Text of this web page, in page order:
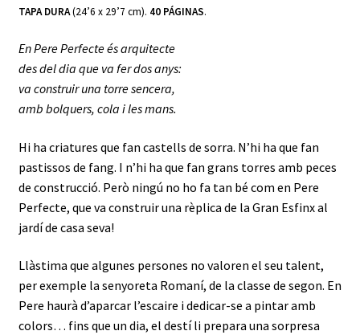
TAPA DURA(24’6 x 29’7 cm). 40 PÁGINAS.
En Pere Perfecte és arquitecte
des del dia que va fer dos anys:
va construir una torre sencera,
amb bolquers, cola i les mans.
Hi ha criatures que fan castells de sorra. N’hi ha que fan
pastissos de fang. I n’hi ha que fan grans torres amb peces
de construcció. Però ningú no ho fa tan bé com en Pere
Perfecte, que va construir una rèplica de la Gran Esfinx al
jardí de casa seva!
Llàstima que algunes persones no valoren el seu talent,
per exemple la senyoreta Romaní, de la classe de segon. En
Pere haurà d’aparcar l’escaire i dedicar-se a pintar amb
colors… fins que un dia, el destí li prepara una sorpresa